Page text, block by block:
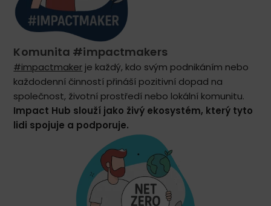
Komunita #impactmakers
#impactmaker je každý, kdo svým podnikáním nebo
každodenní činností přináší pozitivní dopad na
společnost, životní prostředí nebo lokální komunitu.
Impact Hub slouží jako živý ekosystém, který tyto
lidi spojuje a podporuje.